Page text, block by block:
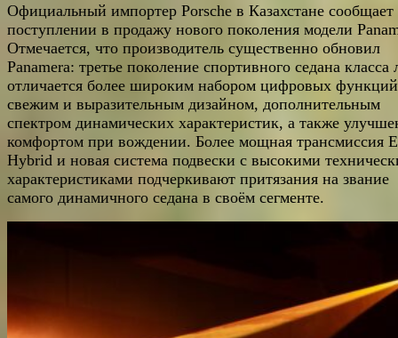
Официальный импортер Porsche в Казахстане сообщает
поступлении в продажу нового поколения модели
Отмечается, что производитель существенно обновил
Panamera: третье поколение спортивного седана класса
отличается более широким набором цифровых
свежим и выразительным дизайном, дополнительным
спектром динамических характеристик, а также
комфортом при вождении. Более мощная трансмиссия
Hybrid и новая система подвески с высокими
характеристиками подчеркивают притязания на звание
самого динамичного седана в своём сегменте.